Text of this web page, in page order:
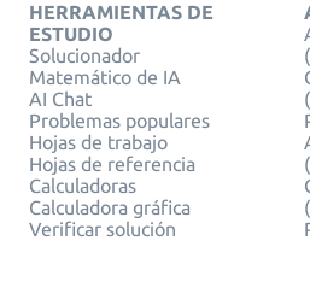
HERRAMIENTAS DE
ESTUDIO
Solucionador
Matemático de IA
AI Chat
Problemas populares
Hojas de trabajo
Hojas de referencia
Calculadoras
Calculadora gráfica
Verificar solución